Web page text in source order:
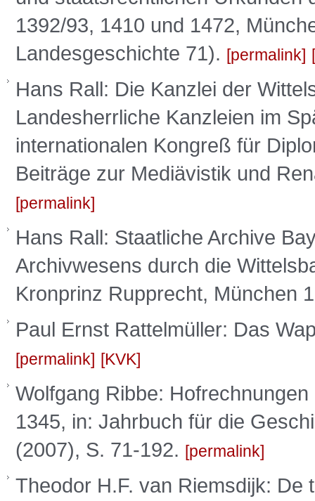
1392/93, 1410 und 1472,
Landesgeschichte 71).
permalink
Hans Rall: Die Kanzlei der
Landesherrliche Kanzleien im
internationalen Kongreß für
Beiträge zur Mediävistik und
permalink
Hans Rall: Staatliche Archive
Archivwesens durch die
Kronprinz Rupprecht, München
Paul Ernst Rattelmüller: Das
permalink KVK
Wolfgang Ribbe:
1345, in: Jahrbuch für die
(2007), S. 71-192.
permalink
Theodor H.F. van Riemsdijk: